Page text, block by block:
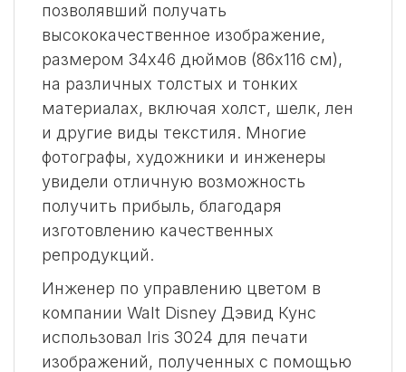
позволявший получать
высококачественное изображение,
размером 34х46 дюймов (86х116 см),
на различных толстых и тонких
материалах, включая холст, шелк, лен
и другие виды текстиля. Многие
фотографы, художники и инженеры
увидели отличную возможность
получить прибыль, благодаря
изготовлению качественных
репродукций.
Инженер по управлению цветом в
компании Walt Disney Дэвид Кунс
использовал Iris 3024 для печати
изображений, полученных с помощью